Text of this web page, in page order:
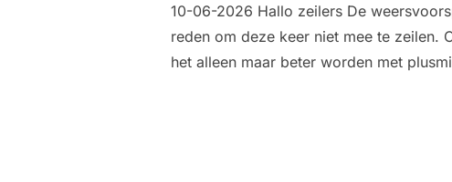
10-06-2026 Hallo zeilers De
reden om deze keer niet mee te zeilen.
het alleen maar beter worden met